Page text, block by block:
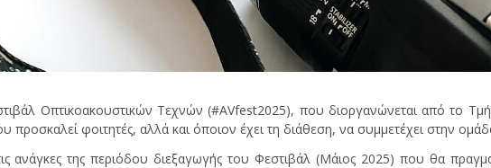
Οπτικοακουστικών Τεχνών (#AVfest2025), που διοργανώνεται από το
φοιτητές, αλλά και όποιον έχει τη διάθεση, να συμμετέχει στην
ανάγκες της περιόδου διεξαγωγής του Φεστιβάλ (Μάιος 2025) που θα